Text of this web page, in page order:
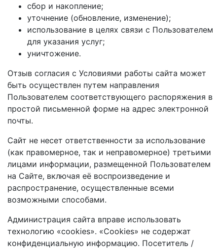
сбор и накопление;
уточнение (обновление, изменение);
использование в целях связи с Пользователем
для указания услуг;
уничтожение.
Отзыв согласия с Условиями работы сайта может
быть осуществлен путем направления
Пользователем соответствующего распоряжения в
простой письменной форме на адрес электронной
почты.
Сайт не несет ответственности за использование
(как правомерное, так и неправомерное) третьими
лицами информации, размещенной Пользователем
на Сайте, включая её воспроизведение и
распространение, осуществленные всеми
возможными способами.
Администрация сайта вправе использовать
технологию «cookies». «Cookies» не содержат
конфиденциальную информацию. Посетитель /